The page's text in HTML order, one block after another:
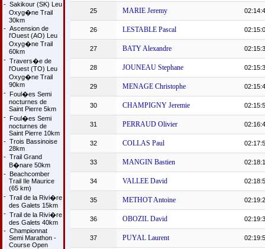
- Sakikour (SK) Leu
Oxyg�ne Trail
30km
- Ascension de
l'Ouest (AO) Leu
Oxyg�ne Trail
60km
- Travers�e de
l'Ouest (TO) Leu
Oxyg�ne Trail
90km
- Foul�es Semi
nocturnes de
Saint Pierre 5km
- Foul�es Semi
nocturnes de
Saint Pierre 10km
- Trois Bassinoise
28km
- Trail Grand
B�nare 50km
- Beachcomber
Trail Ile Maurice
(65 km)
- Trail de la Rivi�re
des Galets 15km
- Trail de la Rivi�re
des Galets 40km
- Championnat
Semi Marathon -
Course Open
25 MARIE Jeremy
26 LESTABLE Pascal
27 BATY Alexandre
28 JOUNEAU Stephane
29 MENAGE Christophe
30 CHAMPIGNY Jeremie
31 PERRAUD Olivier
32 COLLAS Paul
33 MANGIN Bastien
34 VALLEE David
35 METHOT Antoine
36 OBOZIL David
37 PUYAL Laurent